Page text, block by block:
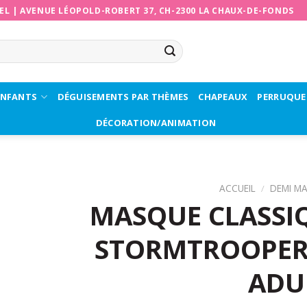
|AVENUE LÉOPOLD-ROBERT 37, CH-2300 LA CHAUX-DE-FONDS
DÉGUISEMENTS PAR THÈMES CHAPEAUX
DÉCORATION/ANIMATION
ACCUEIL / DEMI
MASQUE